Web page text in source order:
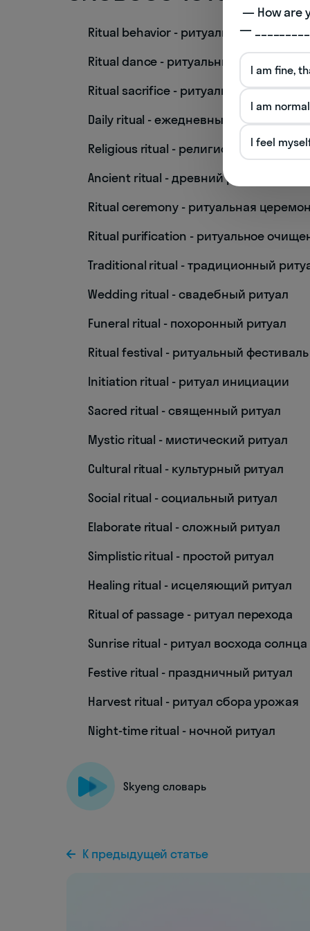
Ritual behavior - ритуальное поведение
Ritual dance - ритуальный танец
Ritual sacrifice - ритуальное
Daily ritual - ежедневный ритуал
Religious ritual - религиозный ритуал
Ancient ritual - древний ритуал
Ritual ceremony - ритуальная
Ritual purification - ритуальное
Traditional ritual - традиционный
Wedding ritual - свадебный ритуал
Funeral ritual - похоронный ритуал
Ritual festival - ритуальный фестиваль
Initiation ritual - ритуал инициации
Sacred ritual - священный ритуал
Mystic ritual - мистический ритуал
Cultural ritual - культурный ритуал
Social ritual - социальный ритуал
Elaborate ritual - сложный ритуал
Simplistic ritual - простой ритуал
Healing ritual - исцеляющий ритуал
Ritual of passage - ритуал перехода
Sunrise ritual - ритуал восхода солнца
Festive ritual - праздничный ритуал
Harvest ritual - ритуал сбора урожая
Night-time ritual - ночной ритуал
Skyeng словарь
К предыдущей статье
— _________
I am fine,
I am
I feel